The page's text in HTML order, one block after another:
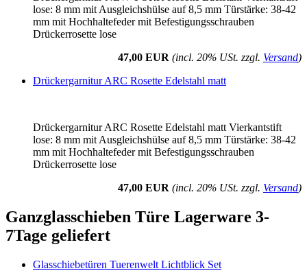
lose: 8 mm mit Ausgleichshülse auf 8,5 mm Türstärke: 38-42
mm mit Hochhaltefeder mit Befestigungsschrauben
Drückerrosette lose
47,00 EUR (incl. 20% USt. zzgl. Versand)
Drückergarnitur ARC Rosette Edelstahl matt
Drückergarnitur ARC Rosette Edelstahl matt Vierkantstift
lose: 8 mm mit Ausgleichshülse auf 8,5 mm Türstärke: 38-42
mm mit Hochhaltefeder mit Befestigungsschrauben
Drückerrosette lose
47,00 EUR (incl. 20% USt. zzgl. Versand)
Ganzglasschieben Türe Lagerware 3-
7Tage geliefert
Glasschiebetüren Tuerenwelt Lichtblick Set